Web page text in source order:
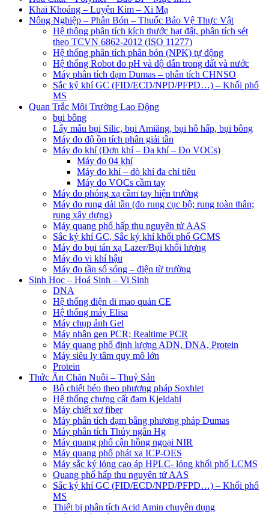
Khai Khoáng – Luyện Kim – Xi Mạ
Nông Nghiệp – Phân Bón – Thuốc Bảo Vệ Thực Vật
Hệ thông phân tích kích thước hạt đất, phân tích sét
theo TCVN 6862-2012 (ISO 11277)
Hệ thống phân tích phân bón (NPK) tự động
Hệ thống Robot đo pH và độ dẫn trong đất và nước
Máy phân tích đạm Dumas – phân tích CHNSO
Sắc ký khí GC (FID/ECD/NPD/PFPD…) – Khối phổ
MS
Quan Trắc Môi Trường Lao Động
bụi bông
Lấy mẫu bụi Silic, bụi Amiăng, bụi hô hấp, bụi bông
Máy đo độ ồn tích phân giải tần
Máy đo khí (Đơn khí – Đa khí – Đo VOCs)
Máy đo 04 khí
Máy đo khí – dò khí đa chỉ tiêu
Máy đo VOCs cầm tay
Máy đo phóng xạ cầm tay hiện trường
Máy đo rung dải tần (đo rung cục bộ; rung toàn thân;
rung xây dựng)
Máy quang phổ hấp thu nguyên tử AAS
Sắc ký khí GC, Sắc ký khí khối phổ GCMS
Máy đo bụi tán xạ Lazer/Bụi khối lượng
Máy đo vi khí hậu
Máy đo tần số sóng – điện từ trường
Sinh Học – Hoá Sinh – Vi Sinh
DNA
Hệ thống điện di mao quản CE
Hệ thống máy Elisa
Máy chụp ảnh Gel
Máy nhân gen PCR; Realtime PCR
Máy quang phổ định lượng ADN, DNA, Protein
Máy siêu ly tâm quy mô lớn
Protein
Thức Ăn Chăn Nuôi – Thuỷ Sản
Bộ chiết béo theo phương pháp Soxhlet
Hệ thống chưng cất đạm Kjeldahl
Máy chiết xơ fiber
Máy phân tích đạm bằng phương pháp Dumas
Máy phân tích Thủy ngân Hg
Máy quang phổ cận hồng ngoại NIR
Máy quang phổ phát xạ ICP-OES
Máy sắc ký lỏng cao áp HPLC- lỏng khối phổ LCMS
Quang phổ hấp thu nguyên tử AAS
Sắc ký khí GC (FID/ECD/NPD/PFPD…) – Khối phổ
MS
Thiết bị phân tích Acid Amin chuyên dụng